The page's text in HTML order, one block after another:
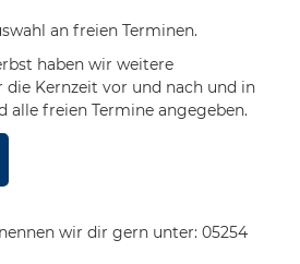
an freien Terminen.
haben wir weitere
die Kernzeit vor und nach und in
alle freien Termine angegeben.
wir dir gern unter: 05254